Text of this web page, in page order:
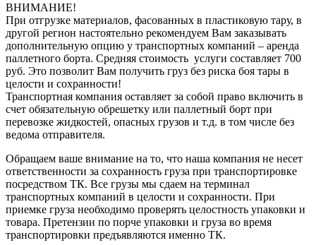
ВНИМАНИЕ!
При отгрузке материалов, фасованных в пластиковую тару, в
другой регион настоятельно рекомендуем Вам заказывать
дополнительную опцию у транспортных компаний – аренда
паллетного борта. Средняя стоимость услуги составляет 700
руб. Это позволит Вам получить груз без риска боя тары в
целости и сохранности!
Транспортная компания оставляет за собой право включить в
счет обязательную обрешетку или паллетный борт при
перевозке жидкостей, опасных грузов и т.д. в том числе без
ведома отправителя.
Обращаем ваше внимание на то, что наша компания не несет
ответственности за сохранность груза при транспортировке
посредством ТК. Все грузы мы сдаем на терминал
транспортных компаний в целости и сохранности. При
приемке груза необходимо проверять целостность упаковки и
товара. Претензии по порче упаковки и груза во время
транспортировки предъявляются именно ТК.